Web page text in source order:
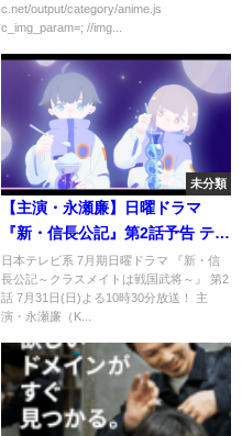
c.net/output/category/anime.js
c_img_param=; //img...
未分類
【主演・永瀬廉】日曜ドラマ
『新・信長公記』第2話予告 テッ
ペンかけた熱き戦いが開幕！【7
月31日(日)よる10時30分】
日本テレビ系 7月期日曜ドラマ 『新・信
長公記～クラスメイトは戦国武将～』 第2
話 7月31日(日)よる10時30分放送！ 主
演・永瀬廉（K...